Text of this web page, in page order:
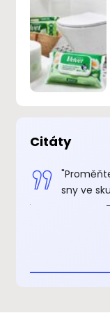
Citáty
sny ve